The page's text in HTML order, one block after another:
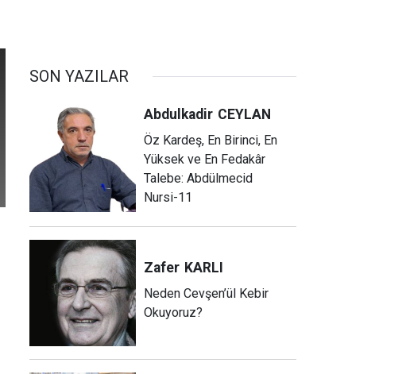
SON YAZILAR
Abdulkadir CEYLAN
Öz Kardeş, En Birinci, En
Yüksek ve En Fedakâr
Talebe: Abdülmecid
Nursi-11
Zafer KARLI
Neden Cevşen’ül Kebir
Okuyoruz?